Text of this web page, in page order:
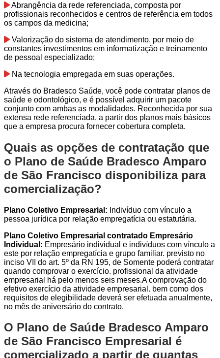
Abrangência da rede referenciada, composta por
profissionais reconhecidos e centros de referência em todos
os campos da medicina;
Valorização do sistema de atendimento, por meio de
constantes investimentos em informatização e treinamento
de pessoal especializado;
Na tecnologia empregada em suas operações.
Através do Bradesco Saúde, você pode contratar planos de
saúde e odontológico, e é possível adquirir um pacote
conjunto com ambas as modalidades. Reconhecida por sua
extensa rede referenciada, a partir dos planos mais básicos
que a empresa procura fornecer cobertura completa.
Quais as opções de contratação que
o Plano de Saúde Bradesco Amparo
de São Francisco disponibiliza para
comercialização?
Plano Coletivo Empresarial: Indivíduo com vínculo a
pessoa jurídica por relação empregatícia ou estatutária.
Plano Coletivo Empresarial contratado Empresário
Individual: Empresário individual e indivíduos com vínculo a
este por relação empregatícia e grupo familiar. previsto no
inciso VII do art. 5º da RN 195, de Somente poderá contratar
quando comprovar o exercício. profissional da atividade
empresarial há pelo menos seis meses.A comprovação do
efetivo exercício da atividade empresarial. bem como dos
requisitos de elegibilidade deverá ser efetuada anualmente,
no mês de aniversário do contrato.
O Plano de Saúde Bradesco Amparo
de São Francisco Empresarial é
comercializado a partir de quantas